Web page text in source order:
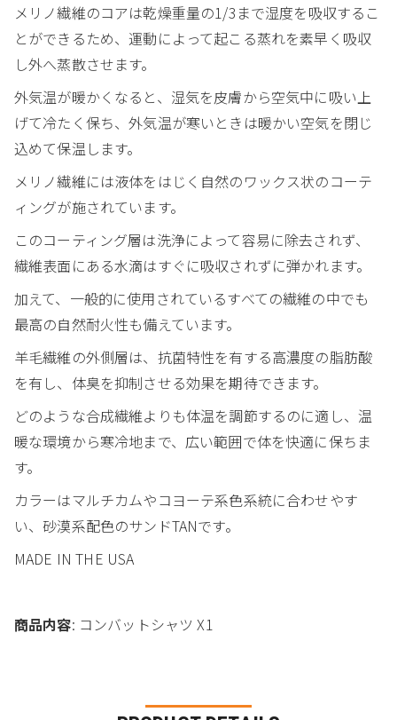
メリノ繊維のコアは乾燥重量の1/3まで湿度を吸収するこ
とができるため、運動によって起こる蒸れを素早く吸収
し外へ蒸散させます。
外気温が暖かくなると、湿気を皮膚から空気中に吸い上
げて冷たく保ち、外気温が寒いときは暖かい空気を閉じ
込めて保温します。
メリノ繊維には液体をはじく自然のワックス状のコーテ
ィングが施されています。
このコーティング層は洗浄によって容易に除去されず、
繊維表面にある水滴はすぐに吸収されずに弾かれます。
加えて、一般的に使用されているすべての繊維の中でも
最高の自然耐火性も備えています。
羊毛繊維の外側層は、抗菌特性を有する高濃度の脂肪酸
を有し、体臭を抑制させる効果を期待できます。
どのような合成繊維よりも体温を調節するのに適し、温
暖な環境から寒冷地まで、広い範囲で体を快適に保ちま
す。
カラーはマルチカムやコヨーテ系色系統に合わせやす
い、砂漠系配色のサンドTANです。
MADE IN THE USA
商品内容: コンバットシャツ X1